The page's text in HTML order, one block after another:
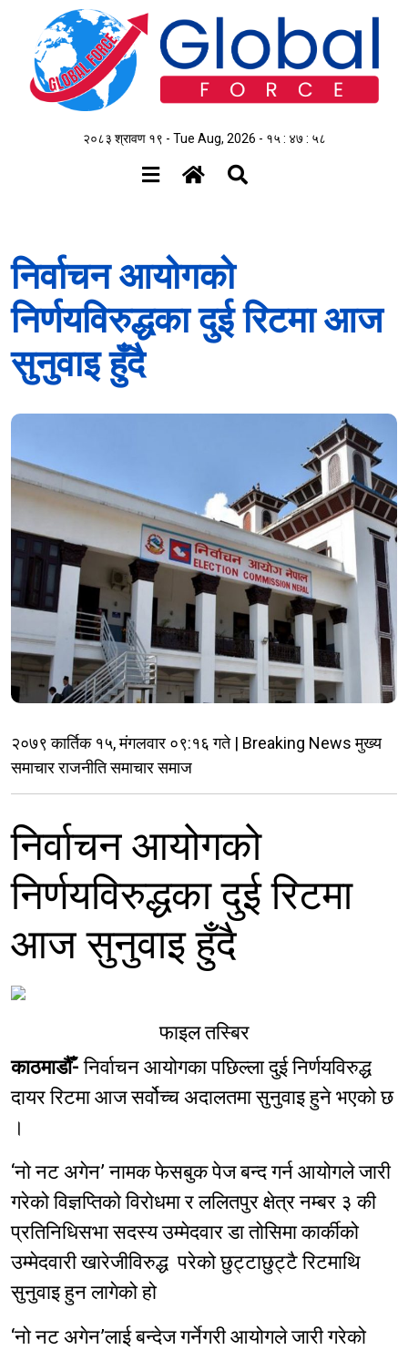
२०८३ श्रावण १९ - Tue Aug, 2026 - १५ : ४७ : ५८
निर्वाचन आयोगको
निर्णयविरुद्धका दुई रिटमा आज
सुनुवाइ हुँदै
२०७९ कार्तिक १५, मंगलवार ०९:१६ गते | Breaking News मुख्य
समाचार राजनीति समाचार समाज
निर्वाचन आयोगको
निर्णयविरुद्धका दुई रिटमा
आज सुनुवाइ हुँदै
फाइल तस्बिर
काठमाडौँ-निर्वाचन आयोगका पछिल्ला दुई निर्णयविरुद्ध
दायर रिटमा आज सर्वोच्च अदालतमा सुनुवाइ हुने भएको छ
।
‘नो नट अगेन’ नामक फेसबुक पेज बन्द गर्न आयोगले जारी
गरेको विज्ञप्तिको विरोधमा र ललितपुर क्षेत्र नम्बर ३ की
प्रतिनिधिसभा सदस्य उम्मेदवार डा तोसिमा कार्कीको
उम्मेदवारी खारेजीविरुद्ध परेको छुट्टाछुट्टै रिटमाथि
सुनुवाइ हुन लागेको हो
‘नो नट अगेन’लाई बन्देज गर्नेगरी आयोगले जारी गरेको